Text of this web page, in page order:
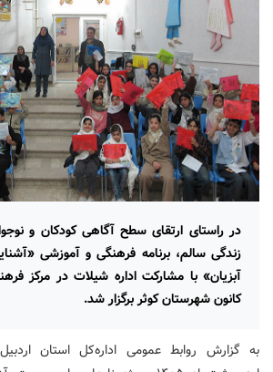
در راستای ارتقای سطح آگاهی کودکان و
زندگی سالم، برنامه فرهنگی و آموزشی
آبزیان» با مشارکت اداره شیلات در مرکز
کانون شهرستان کوثر برگزار شد.